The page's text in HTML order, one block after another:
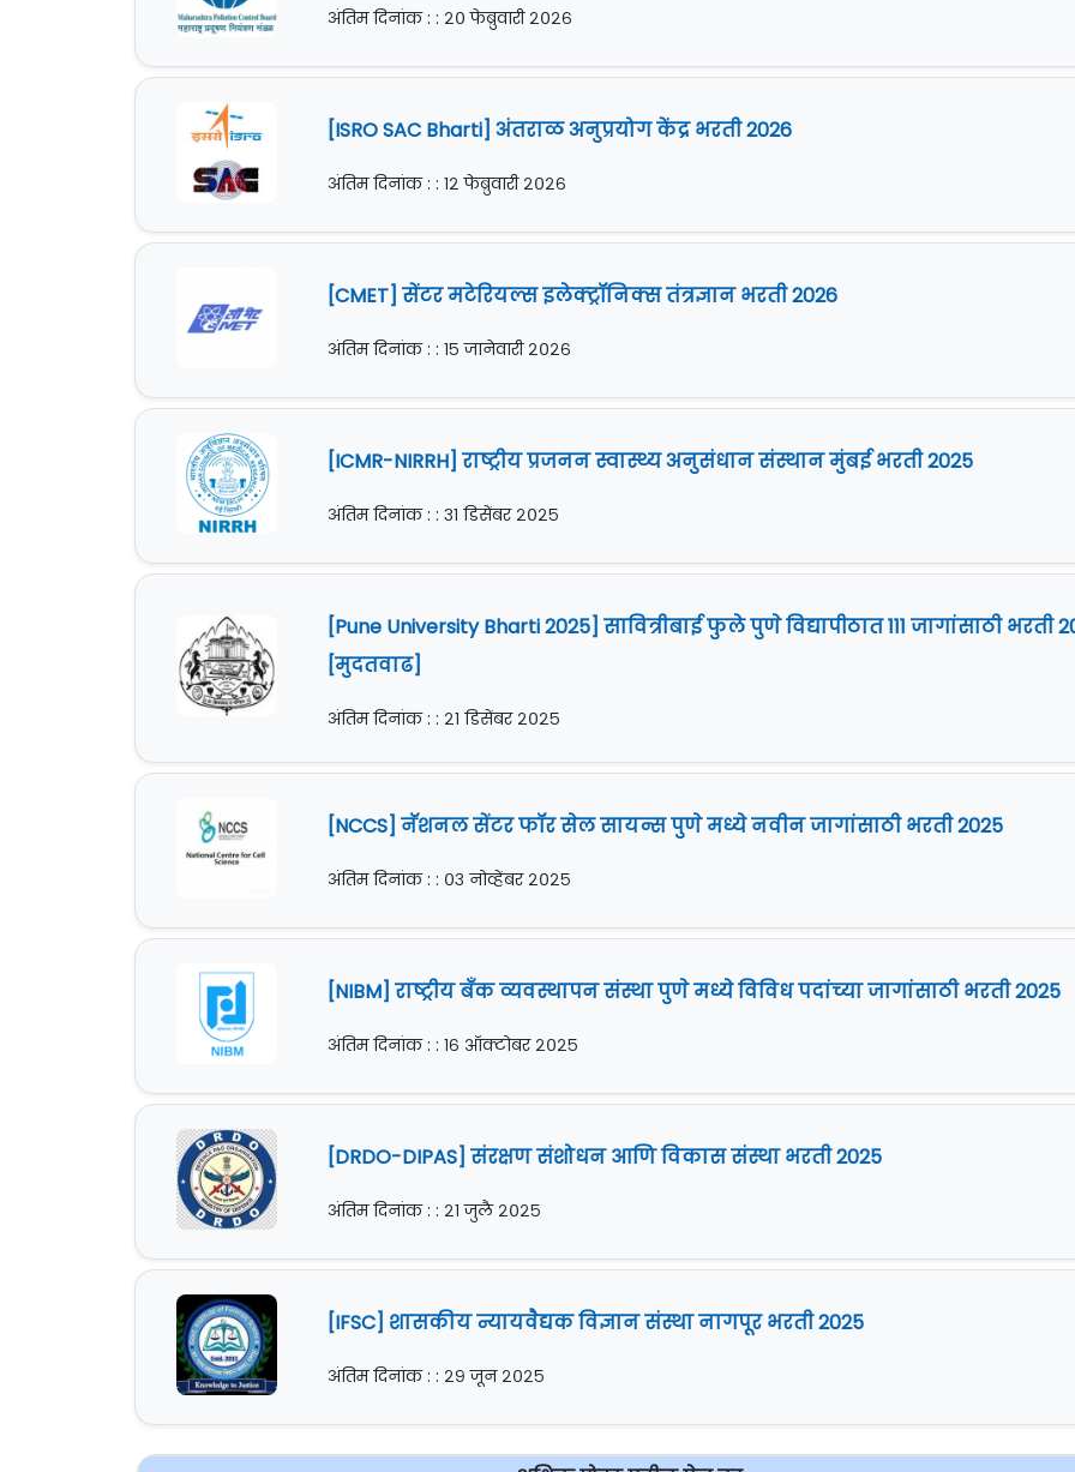
अंतिम दिनांक : : २० फेब्रुवारी २०२६
[ISRO SAC Bharti] अंतराळ अनुप्रयोग केंद्र भरती 2026
अंतिम दिनांक : : १२ फेब्रुवारी २०२६
[CMET] सेंटर मटेरियल्स इलेक्ट्रॉनिक्स तंत्रज्ञान भरती 2026
अंतिम दिनांक : : १५ जानेवारी २०२६
[ICMR-NIRRH] राष्ट्रीय प्रजनन स्वास्थ्य अनुसंधान संस्थान मुंबई भरती 2025
अंतिम दिनांक : : ३१ डिसेंबर २०२५
[Pune University Bharti 2025] सावित्रीबाई फुले पुणे विद्यापीठात 111 जागांसाठी भरती
[मुदतवाढ]
अंतिम दिनांक : : २१ डिसेंबर २०२५
[NCCS] नॅशनल सेंटर फॉर सेल सायन्स पुणे मध्ये नवीन जागांसाठी भरती 2025
अंतिम दिनांक : : ०३ नोव्हेंबर २०२५
[NIBM] राष्ट्रीय बँक व्यवस्थापन संस्था पुणे मध्ये विविध पदांच्या जागांसाठी भरती 2025
अंतिम दिनांक : : १६ ऑक्टोबर २०२५
[DRDO-DIPAS] संरक्षण संशोधन आणि विकास संस्था भरती 2025
अंतिम दिनांक : : २१ जुलै २०२५
[IFSC] शासकीय न्यायवैद्यक विज्ञान संस्था नागपूर भरती 2025
अंतिम दिनांक : : २९ जून २०२५